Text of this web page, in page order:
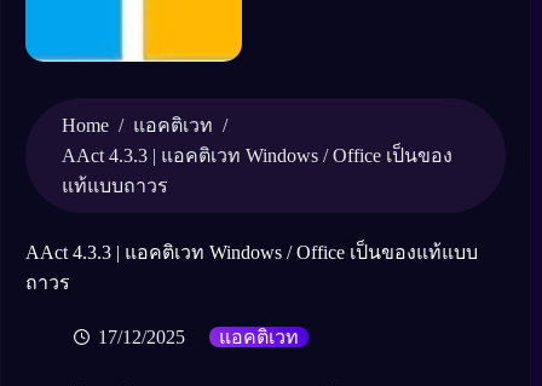
Home / แอคติเวท /
AAct 4.3.3 | แอคติเวท Windows / Office เป็นของ
แท้แบบถาวร
AAct 4.3.3 | แอคติเวท Windows / Office เป็นของแท้แบบ
ถาวร
17/12/2025 แอคติเวท